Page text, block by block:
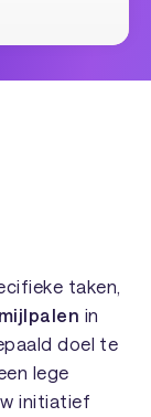
taken,
mijlpalen in
doel te
lege
initiatief